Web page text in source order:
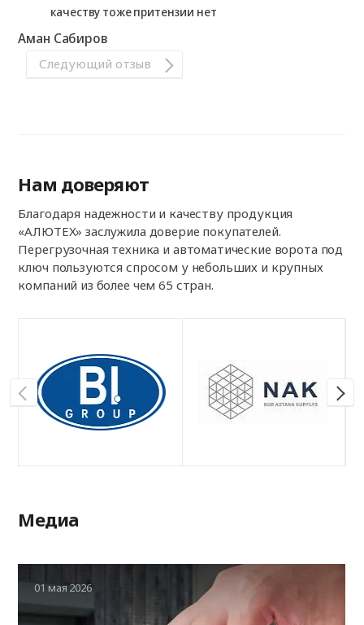
качеству тоже притензии нет
​Аман Сабиров​
Следующий отзыв
Нам доверяют
Благодаря надежности и качеству продукция
«АЛЮТЕХ» заслужила доверие покупателей.
Перегрузочная техника и автоматические ворота под
ключ пользуются спросом у небольших и крупных
компаний из более чем 65 стран.
Медиа
01 мая 2026